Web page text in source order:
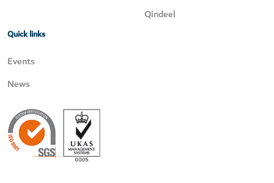
Qindeel
Quick links
Events
News